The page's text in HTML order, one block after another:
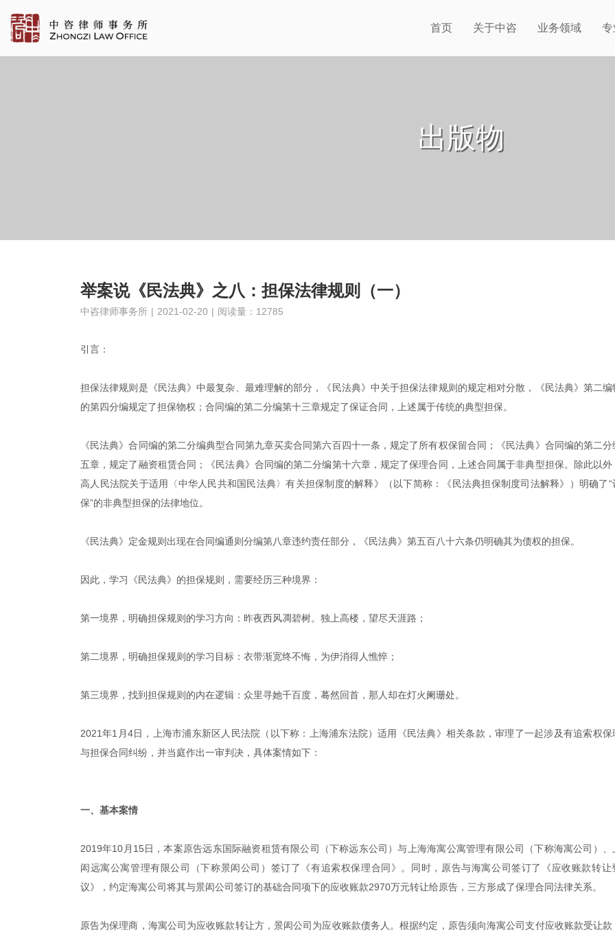
首页 关于中咨 业务领域 专
出版物
举案说《民法典》之八：担保法律规则（一）
中咨律师事务所 | 2021-02-20 | 阅读量：12785
引言：
担保法律规则是《民法典》中最复杂、最难理解的部分，《民法典》中关于担保法律规则的规定相对分散，《民法典》第二编
的第四分编规定了担保物权；合同编的第二分编第十三章规定了保证合同，上述属于传统的典型担保。
《民法典》合同编的第二分编典型合同第九章买卖合同第六百四十一条，规定了所有权保留合同；《民法典》合同编的第二分
五章，规定了融资租赁合同；《民法典》合同编的第二分编第十六章，规定了保理合同，上述合同属于非典型担保。除此以外
高人民法院关于适用〈中华人民共和国民法典〉有关担保制度的解释》（以下简称：《民法典担保制度司法解释》）明确了“
保”的非典型担保的法律地位。
《民法典》定金规则出现在合同编通则分编第八章违约责任部分，《民法典》第五百八十六条仍明确其为债权的担保。
因此，学习《民法典》的担保规则，需要经历三种境界：
第一境界，明确担保规则的学习方向：昨夜西风凋碧树。独上高楼，望尽天涯路；
第二境界，明确担保规则的学习目标：衣带渐宽终不悔，为伊消得人憔悴；
第三境界，找到担保规则的内在逻辑：众里寻她千百度，蓦然回首，那人却在灯火阑珊处。
2021年1月4日，上海市浦东新区人民法院（以下称：上海浦东法院）适用《民法典》相关条款，审理了一起涉及有追索权保
与担保合同纠纷，并当庭作出一审判决，具体案情如下：
一、基本案情
2019年10月15日，本案原告远东国际融资租赁有限公司（下称远东公司）与上海海寓公寓管理有限公司（下称海寓公司）、
闳远寓公寓管理有限公司（下称景闳公司）签订了《有追索权保理合同》。同时，原告与海寓公司签订了《应收账款转让
议》，约定海寓公司将其与景闳公司签订的基础合同项下的应收账款2970万元转让给原告，三方形成了保理合同法律关系。
原告为保理商，海寓公司为应收账款转让方，景闳公司为应收账款债务人。根据约定，原告须向海寓公司支付应收账款受让款